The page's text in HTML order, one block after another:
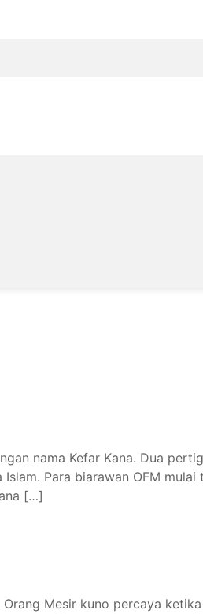
nama Kefar Kana. Dua
Para biarawan OFM mulai
[…]
Mesir kuno percaya